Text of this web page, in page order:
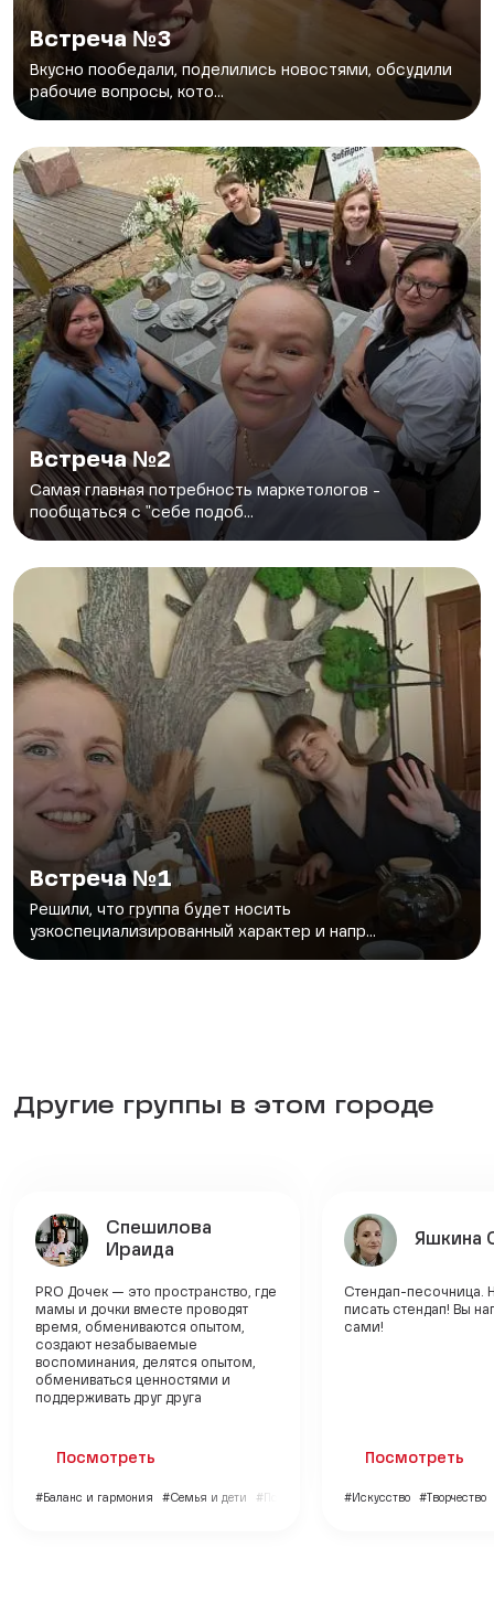
Встреча №3
Вкусно пообедали, поделились новостями, обсудили
рабочие вопросы, кото...
Встреча №2
Самая главная потребность маркетологов -
пообщаться с "себе подоб...
Встреча №1
Решили, что группа будет носить
узкоспециализированный характер и напр...
Другие группы в этом городе
Спешилова
Ираида
PRO Дочек — это пространство, где
мамы и дочки вместе проводят
время, обмениваются опытом,
создают незабываемые
воспоминания, делятся опытом,
обмениваться ценностями и
поддерживать друг друга
Посмотреть
#Баланс и гармония #Семья и дети #Психология
Яшкина
Стендап-песочница.
писать стендап! Вы
сами!
Посмотреть
#Искусство #Творчество